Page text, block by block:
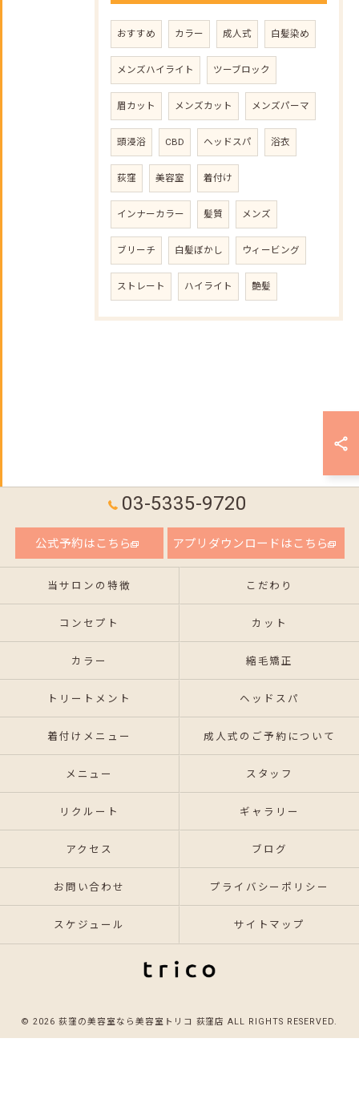
おすすめ カラー 成人式 白髪染め
メンズハイライト ツーブロック
眉カット メンズカット メンズパーマ
頭浸浴 CBD ヘッドスパ 浴衣
荻窪 美容室 着付け
インナーカラー 髪質 メンズ
ブリーチ 白髪ぼかし ウィービング
ストレート ハイライト 艶髪
03-5335-9720
公式予約はこちら アプリダウンロードはこちら
当サロンの特徴 こだわり
コンセプト カット
カラー 縮毛矯正
トリートメント ヘッドスパ
着付けメニュー 成人式のご予約について
メニュー スタッフ
リクルート ギャラリー
アクセス ブログ
お問い合わせ プライバシーポリシー
スケジュール サイトマップ
© 2026 荻窪の美容室なら美容室トリコ 荻窪店 ALL RIGHTS RESERVED.